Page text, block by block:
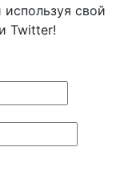
свой
Twitter!